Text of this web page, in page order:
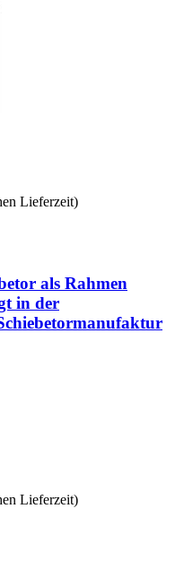
Lieferzeit)
als Rahmen
in der
Lieferzeit)